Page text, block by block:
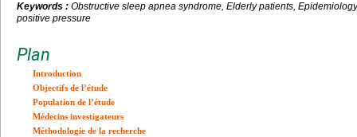
Keywords : Obstructive sleep apnea syndrome, Elderly patients,
positive pressure
Plan
Introduction
Objectifs de l’étude
Population de l’étude
Médecins investigateurs
Méthodologie de la recherche